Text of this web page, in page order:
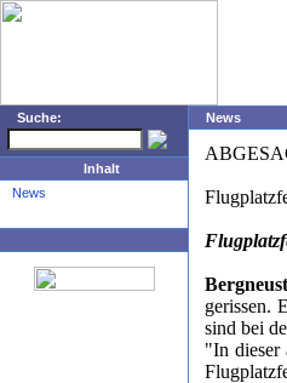
Suche:
Inhalt
News
News
gerissen.
sind bei
"In dieser